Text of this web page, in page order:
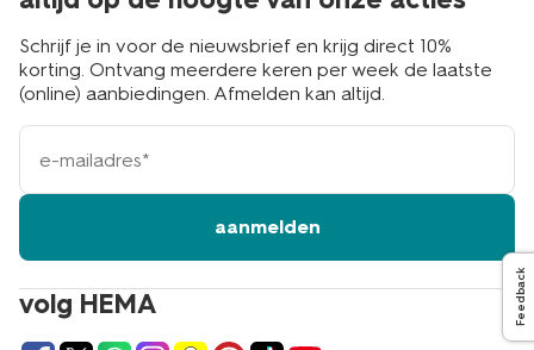
volg HEMA
Schrijf je in voor de nieuwsbrief en krijg direct 10%
korting. Ontvang meerdere keren per week de laatste
(online) aanbiedingen. Afmelden kan altijd.
e-
mailadres
aanmelden
Feedback